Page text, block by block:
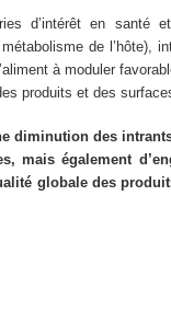
d’intérêt en santé
de l’hôte),
à moduler
produits et des
diminution des
mais également
globale des